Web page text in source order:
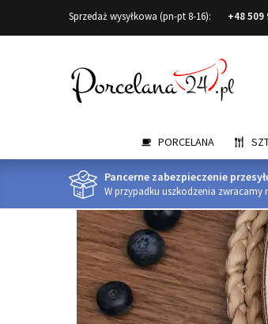
Sprzedaż wysyłkowa (pn-pt 8-16): +48 509
PORCELANA
Pancerne zabezpieczenie
W przypadku uszkodzenia zwracamy